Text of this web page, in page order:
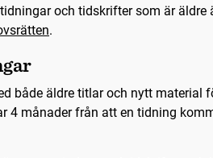
och tidskrifter som är äldre
.
både äldre titlar och nytt material
4 månader från att en tidning